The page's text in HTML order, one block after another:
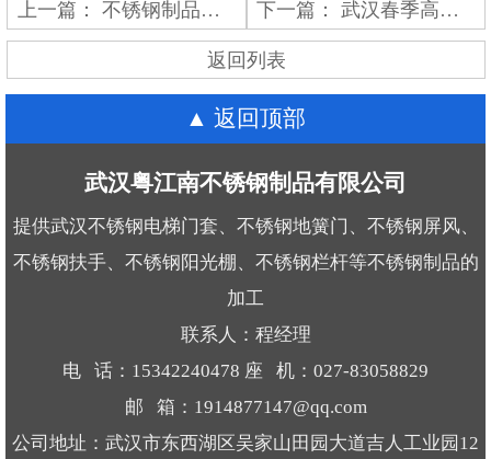
上一篇： 不锈钢制品用久了发黄怎么办？不锈钢制品公司分享简单清洁方法 下一篇：武汉春季高湿返潮，青古铜/玫瑰金不锈钢屏风如何防止“褪色发白”？
返回列表
返回顶部
武汉粤江南不锈钢制品有限公司
提供武汉不锈钢电梯门套、不锈钢地簧门、不锈钢屏风、
不锈钢扶手、不锈钢阳光棚、不锈钢栏杆等不锈钢制品的
加工
联系人：程经理
电 话：15342240478 座 机：027-83058829
邮 箱：1914877147@qq.com
公司地址：武汉市东西湖区吴家山田园大道吉人工业园12